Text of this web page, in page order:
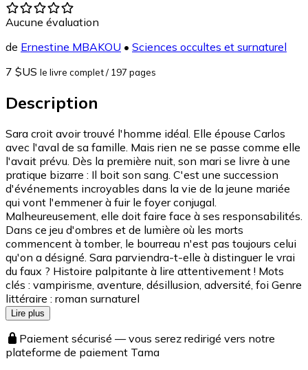
Aucune évaluation
de Ernestine MBAKOU • Sciences occultes et surnaturel
7 $US le livre complet/ 197 pages
Description
Sara croit avoir trouvé l'homme idéal. Elle épouse Carlos
avec l'aval de sa famille. Mais rien ne se passe comme elle
l'avait prévu. Dès la première nuit, son mari se livre à une
pratique bizarre : Il boit son sang. C'est une succession
d'événements incroyables dans la vie de la jeune mariée
qui vont l'emmener à fuir le foyer conjugal.
Malheureusement, elle doit faire face à ses responsabilités.
Dans ce jeu d'ombres et de lumière où les morts
commencent à tomber, le bourreau n'est pas toujours celui
qu'on a désigné. Sara parviendra-t-elle à distinguer le vrai
du faux ? Histoire palpitante à lire attentivement ! Mots
clés : vampirisme, aventure, désillusion, adversité, foi Genre
littéraire : roman surnaturel
Lire plus
Paiement sécurisé — vous serez redirigé vers notre
plateforme de paiement Tama